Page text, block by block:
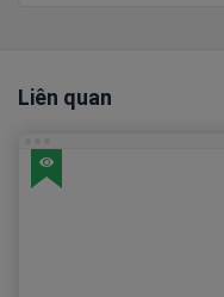
Liên quan